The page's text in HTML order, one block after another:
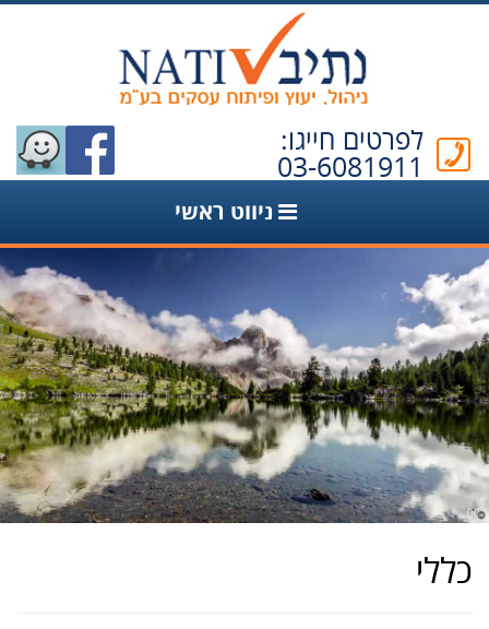
לפרטים חייגו:
03-6081911
ניווט ראשי
כללי